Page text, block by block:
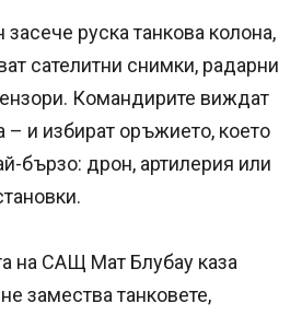
руска танкова колона,
сателитни снимки, радарни
Командирите виждат
– и избират оръжието, което
бързо: дрон, артилерия или
на САЩ Мат Блубау каза
замества танковете,